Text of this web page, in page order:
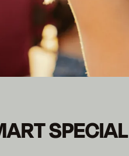
30 %.SPECIAL